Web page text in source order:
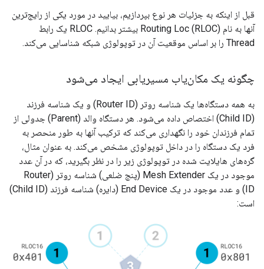
قبل از اینکه به جزئیات هر نوع بپردازیم، بیایید در مورد یکی از رایج‌ترین
آنها به نام Routing Loc (RLOC) بیشتر بدانیم. RLOC یک رابط
Thread را بر اساس موقعیت آن در توپولوژی شبکه شناسایی می‌کند.
چگونه یک مکان‌یاب مسیریابی ایجاد می‌شود
به همه دستگاه‌ها یک شناسه روتر (Router ID) و یک شناسه فرزند
(Child ID) اختصاص داده می‌شود. هر دستگاه والد (Parent) جدولی از
تمام فرزندان خود را نگهداری می‌کند که ترکیب آنها به طور منحصر به
فرد یک دستگاه را در داخل توپولوژی مشخص می‌کند. به عنوان مثال،
گره‌های هایلایت شده در توپولوژی زیر را در نظر بگیرید، که در آن عدد
موجود در یک Mesh Extender (پنج ضلعی) شناسه روتر (Router
ID) و عدد موجود در یک End Device (دایره) شناسه فرزند (Child ID)
است: